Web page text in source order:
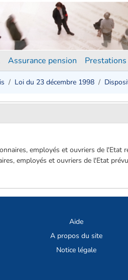
Assurance pension
Loi du 23 décembre 1998
employés et ouvriers de l'Etat
employés et ouvriers de l'Etat
Aide
A propos du site
Notice légale